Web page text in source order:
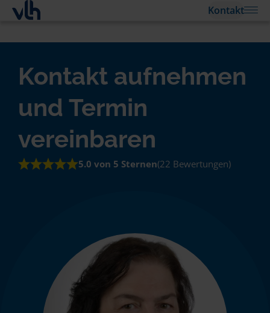
Kontakt
Kontakt aufnehmen
und Termin
vereinbaren
5.0 von 5 Sternen(22 Bewertungen)